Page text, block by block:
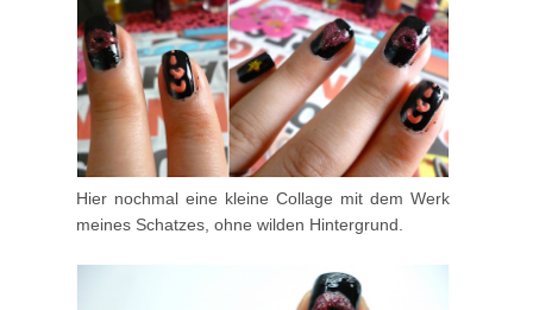
Hier nochmal eine kleine Collage mit dem Werk
meines Schatzes, ohne wilden Hintergrund.